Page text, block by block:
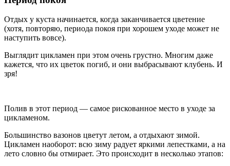
Отдых у куста начинается, когда заканчивается цветение
(хотя, повторяю, периода покоя при хорошем уходе может не
наступить вовсе).
Выглядит цикламен при этом очень грустно. Многим даже
кажется, что их цветок погиб, и они выбрасывают клубень. И
зря!
Полив в этот период — самое рискованное место в уходе за
цикламеном.
Большинство вазонов цветут летом, а отдыхают зимой.
Цикламен наоборот: всю зиму радует яркими лепестками, а на
лето словно бы отмирает. Это происходит в несколько этапов: